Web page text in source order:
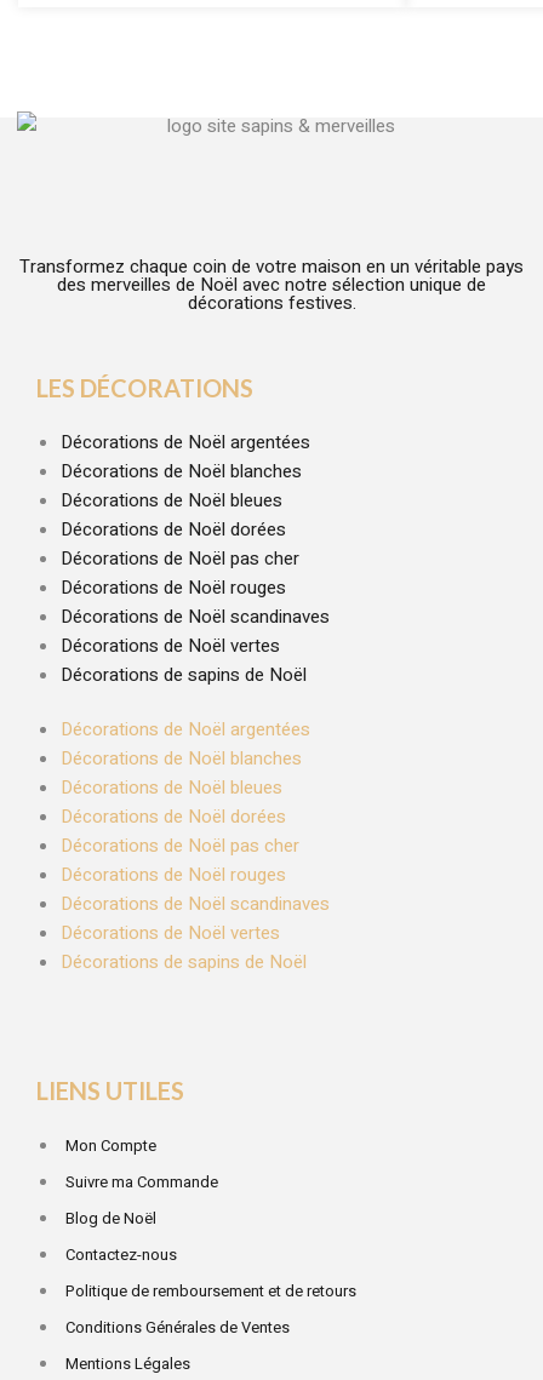
Transformez chaque coin de votre maison en un véritable pays
des merveilles de Noël avec notre sélection unique de
décorations festives.
LES DÉCORATIONS
Décorations de Noël argentées
Décorations de Noël blanches
Décorations de Noël bleues
Décorations de Noël dorées
Décorations de Noël pas cher
Décorations de Noël rouges
Décorations de Noël scandinaves
Décorations de Noël vertes
Décorations de sapins de Noël
Décorations de Noël argentées
Décorations de Noël blanches
Décorations de Noël bleues
Décorations de Noël dorées
Décorations de Noël pas cher
Décorations de Noël rouges
Décorations de Noël scandinaves
Décorations de Noël vertes
Décorations de sapins de Noël
LIENS UTILES
Mon Compte
Suivre ma Commande
Blog de Noël
Contactez-nous
Politique de remboursement et de retours
Conditions Générales de Ventes
Mentions Légales